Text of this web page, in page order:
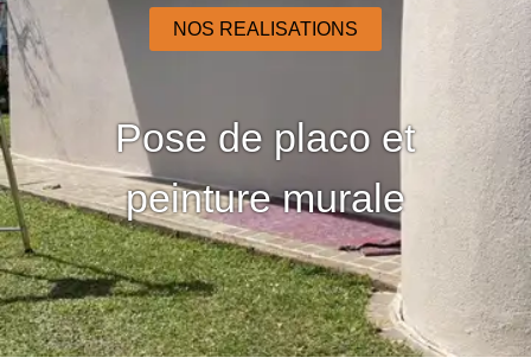
NOS REALISATIONS
Pose de placo et
peinture murale